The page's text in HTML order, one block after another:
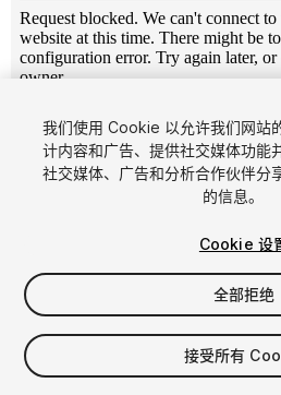
1/8
$4.99
增值税将在结算时计算
我们使用 Cookie 以允许我们网站
计内容和广告、提供社交媒体功能
社交媒体、广告和分析合作伙伴分
的信息。
Cookie 设
全部拒绝
接受所有